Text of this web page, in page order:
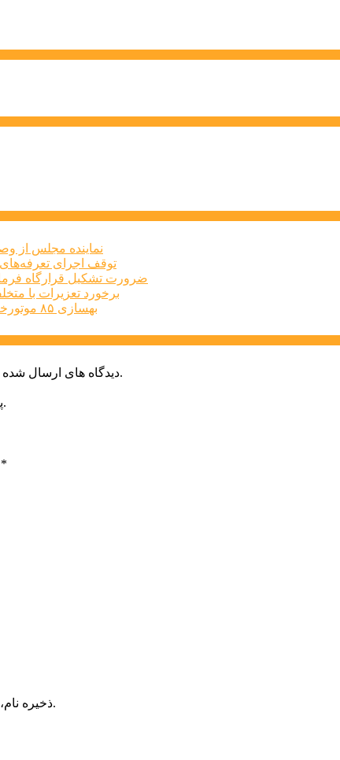
نماینده مجلس از
توقف اجرای
ضرورت تشکیل قرارگاه
برخورد تعزیرات با متخلفان
بهسازی ۸۵ موتورخانه در البرز طی سه‌ماهه نخست امسال
دیدگاه های ارسال شده توسط شما، پس از تایید توسط خبرگزاری الف در وب منتشر خواهد شد.
پیام هایی که به غیر از زبان فارسی یا غیر مرتبط باشد منتشر نخواهد شد.
*
ذخیره نام، ایمیل و وبسایت من در مرورگر برای زمانی که دوباره دیدگاهی می‌نویسم.